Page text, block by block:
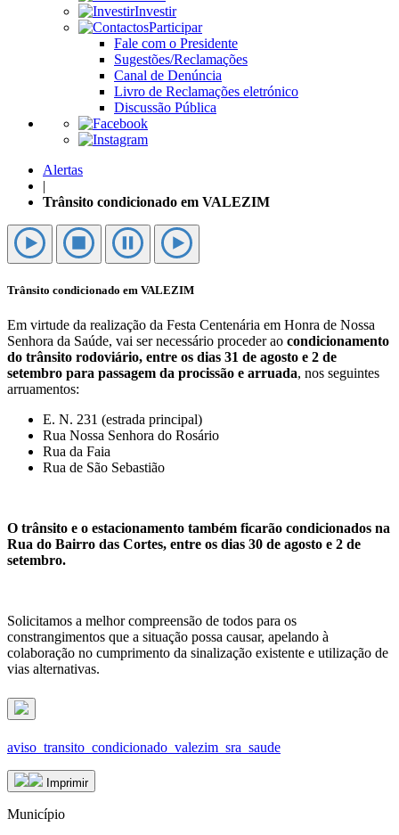
Investir
Participar
Fale com o Presidente
Sugestões/Reclamações
Canal de Denúncia
Livro de Reclamações eletrónico
Discussão Pública
Alertas
|
Trânsito condicionado em VALEZIM
Trânsito condicionado em VALEZIM
Em virtude da realização da Festa Centenária em Honra de Nossa
Senhora da Saúde, vai ser necessário proceder ao condicionamento
do trânsito rodoviário, entre os dias 31 de agosto e 2 de
setembro para passagem da procissão e arruada, nos seguintes
arruamentos:
E. N. 231 (estrada principal)
Rua Nossa Senhora do Rosário
Rua da Faia
Rua de São Sebastião
O trânsito e o estacionamento também ficarão condicionados na
Rua do Bairro das Cortes, entre os dias 30 de agosto e 2 de
setembro.
Solicitamos a melhor compreensão de todos para os
constrangimentos que a situação possa causar, apelando à
colaboração no cumprimento da sinalização existente e utilização de
vias alternativas.
aviso_transito_condicionado_valezim_sra_saude
Imprimir
Município